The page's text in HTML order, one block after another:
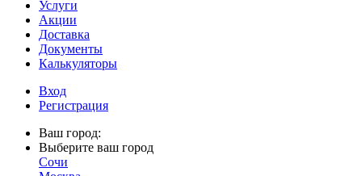
Услуги
Акции
Доставка
Документы
Калькуляторы
Вход
Регистрация
Ваш город:
Выберите ваш город
Сочи